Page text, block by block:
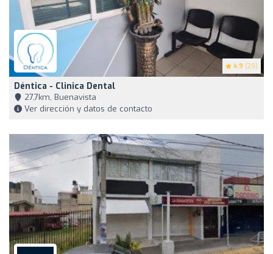
4.9 (29)
Déntica - Clinica Dental
27,7km, Buenavista
Ver dirección y datos de contacto